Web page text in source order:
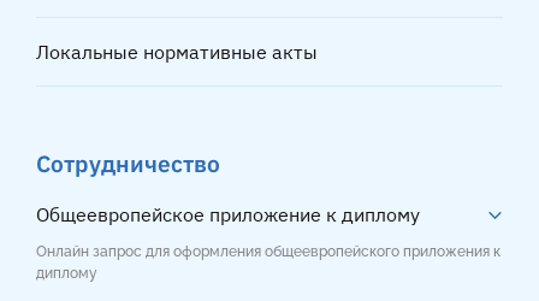
Локальные нормативные акты
Сотрудничество
Общеевропейское приложение к диплому
Онлайн запрос для оформления общеевропейского приложения к
диплому